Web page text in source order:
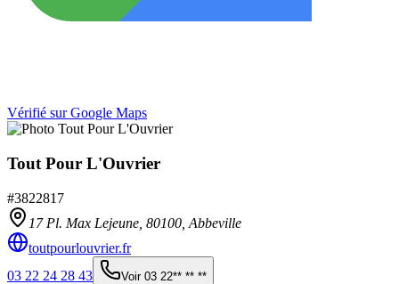
Vérifié sur Google Maps
Tout Pour L'Ouvrier
#3822817
17 Pl. Max Lejeune, 80100 Abbeville
toutpourlouvrier.fr
03 22 24 28 43
Voir 03 22** ** **